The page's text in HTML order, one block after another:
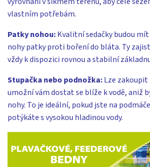
vlastním potřebám.
Patky nohou:Kvalitní sedačky budou
nohy patky proti boření do bláta. Ty
vždy k dispozici rovnou a stabilní
Stupačka nebo podnožka:Lze
umožní vám dostat se blíže k vodě, aniž
nohy. To je ideální, pokud jste na
potýkáte s vysokou hladinou vody.